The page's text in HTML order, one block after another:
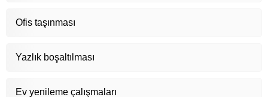
Ofis taşınması
Yazlık boşaltılması
Ev yenileme çalışmaları